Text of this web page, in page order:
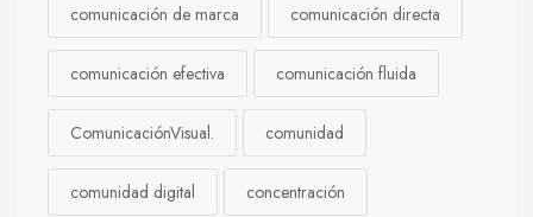
comunicación de marca comunicación directa
comunicación efectiva comunicación fluida
ComunicaciónVisual. comunidad
comunidad digital concentración